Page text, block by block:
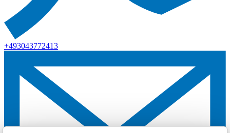
+493043772413